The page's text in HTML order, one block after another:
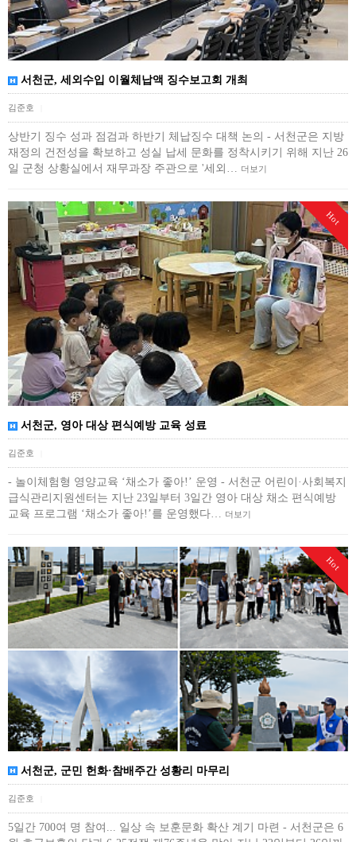
서천군, 세외수입 이월체납액 징수보고회 개최
김준호
상반기 징수 성과 점검과 하반기 체납징수 대책 논의 - 서천군은 지방
재정의 건전성을 확보하고 성실 납세 문화를 정착시키기 위해 지난 26
일 군청 상황실에서 재무과장 주관으로 '세외…
더보기
Hot
서천군, 영아 대상 편식예방 교육 성료
김준호
- 놀이체험형 영양교육 ‘채소가 좋아!’ 운영 - 서천군 어린이·사회복지
급식관리지원센터는 지난 23일부터 3일간 영아 대상 채소 편식예방
교육 프로그램 ‘채소가 좋아!’를 운영했다…
더보기
Hot
서천군, 군민 헌화·참배주간 성황리 마무리
김준호
5일간 700여 명 참여... 일상 속 보훈문화 확산 계기 마련 - 서천군은 6